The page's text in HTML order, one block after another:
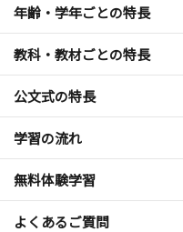
年齢・学年ごとの特長
教科・教材ごとの特長
公文式の特長
学習の流れ
無料体験学習
よくあるご質問